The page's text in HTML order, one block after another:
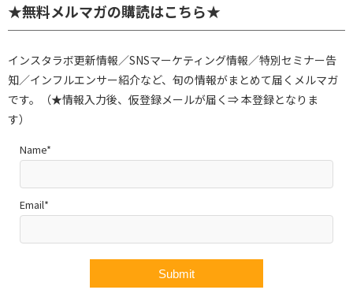
★無料メルマガの購読はこちら★
インスタラボ更新情報／SNSマーケティング情報／特別セミナー告
知／インフルエンサー紹介など、旬の情報がまとめて届くメルマガ
です。（★情報入力後、仮登録メールが届く⇒ 本登録となりま
す）
Name*
Email*